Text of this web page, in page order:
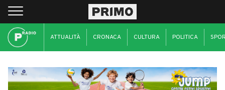
ATTUALITÀ CRONACA CULTURA POLITICA